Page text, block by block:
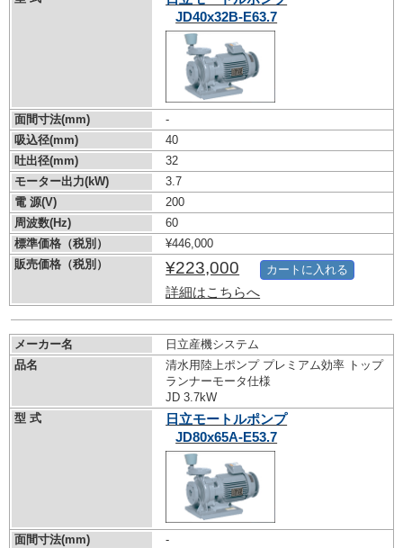
JD40x32B-E63.7
面間寸法(mm)
-
吸込径(mm)
40
吐出径(mm)
32
モーター出力(kW)
3.7
電 源(V)
200
周波数(Hz)
60
標準価格（税別）
¥446,000
販売価格（税別）
¥223,000
詳細はこちらへ
カートに入れる
メーカー名
日立産機システム
品名
清水用陸上ポンプ プレミアム効率 トップ
ランナーモータ仕様
JD 3.7kW
型 式
日立モートルポンプ
JD80x65A-E53.7
面間寸法(mm)
-